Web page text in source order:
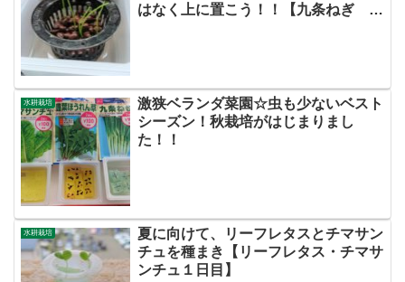
はなく上に置こう！！【九条ねぎ 8
水耕栽培
激狭ベランダ菜園☆虫も少ないベスト
シーズン！秋栽培がはじまりまし
た！！
水耕栽培
夏に向けて、リーフレタスとチマサン
チュを種まき【リーフレタス・チマサ
ンチュ１日目】